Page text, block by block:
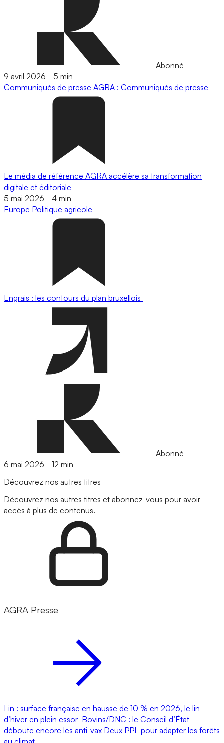
Abonné
9 avril 2026 - 5 min
Communiqués de presse AGRA : Communiqués de presse
Le média de référence AGRA accélère sa transformation
digitale et éditoriale
5 mai 2026 - 4 min
Europe Politique agricole
Engrais : les contours du plan bruxellois
Abonné
6 mai 2026 - 12 min
Découvrez nos autres titres
Découvrez nos autres titres et abonnez-vous pour avoir
accès à plus de contenus.
AGRA Presse
Lin : surface française en hausse de 10 % en 2026, le lin
d’hiver en plein essor Bovins/DNC : le Conseil d’État
déboute encore les anti-vax Deux PPL pour adapter les forêts